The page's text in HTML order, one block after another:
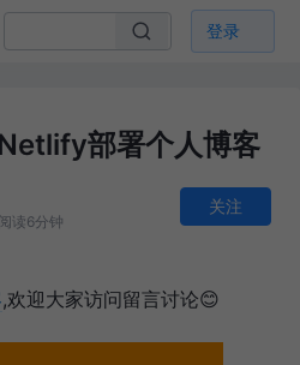
登录
部署个人博客
阅读6分钟
关注
,欢迎大家访问留言讨论😊